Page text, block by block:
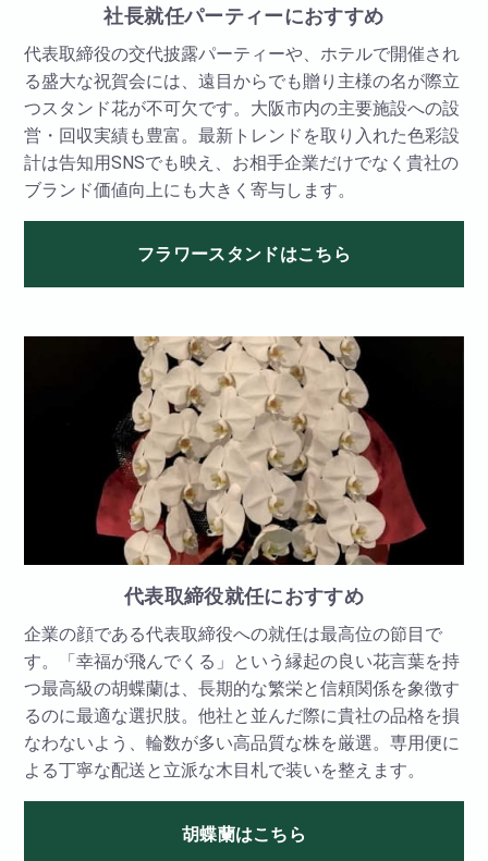
社長就任パーティーにおすすめ
代表取締役の交代披露パーティーや、ホテルで開催され
る盛大な祝賀会には、遠目からでも贈り主様の名が際立
つスタンド花が不可欠です。大阪市内の主要施設への設
営・回収実績も豊富。最新トレンドを取り入れた色彩設
計は告知用SNSでも映え、お相手企業だけでなく貴社の
ブランド価値向上にも大きく寄与します。
フラワースタンドはこちら
代表取締役就任におすすめ
企業の顔である代表取締役への就任は最高位の節目で
す。「幸福が飛んでくる」という縁起の良い花言葉を持
つ最高級の胡蝶蘭は、長期的な繁栄と信頼関係を象徴す
るのに最適な選択肢。他社と並んだ際に貴社の品格を損
なわないよう、輪数が多い高品質な株を厳選。専用便に
よる丁寧な配送と立派な木目札で装いを整えます。
胡蝶蘭はこちら